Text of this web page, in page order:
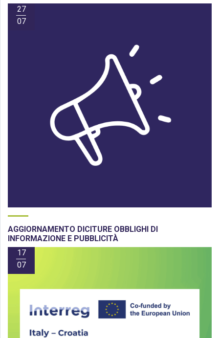
27
07
AGGIORNAMENTO DICITURE OBBLIGHI DI
INFORMAZIONE E PUBBLICITÀ
17
07